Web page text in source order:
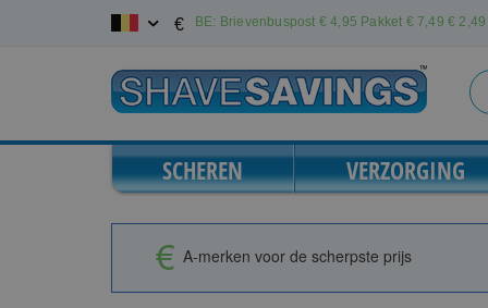
Ga
inhoud
€ BE: Brievenbuspost € 4,95 Pakket € 7,49 €
SCHEREN VERZORGING
A-merken voor de scherpste prijs